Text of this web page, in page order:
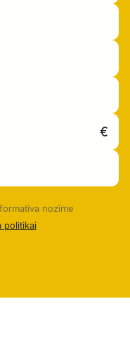
nozīme
politikai